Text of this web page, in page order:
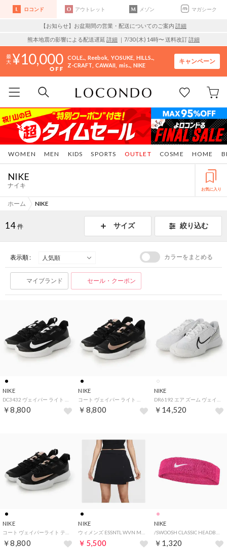
ロコンド アウトレット メゾン マガシーク
【お知らせ】お盆期間の営業・配送についてのご案内 詳細
熊本地震の影響による配送遅延 詳細 ｜7/30 (木) 14時〜 送料改訂詳細
10,000 COLE.. Reebok YOSUKE HILLS..
Z-CRAFT CAWAII mis.. NIKE
キャンペーン
WOMEN MEN KIDS SPORTS COSME HOME
OUTLET
NIKE
ナイキ お気に入り
ホーム NIKE
14 件 サイズ 絞り込む
表示順 : カラーをまとめる
マイブランド セール・クーポン
NIKE
￥8,800
NIKE
￥8,800
NIKE
￥14,520
NIKE
￥8,800
NIKE
￥5,500
NIKE
￥1,320